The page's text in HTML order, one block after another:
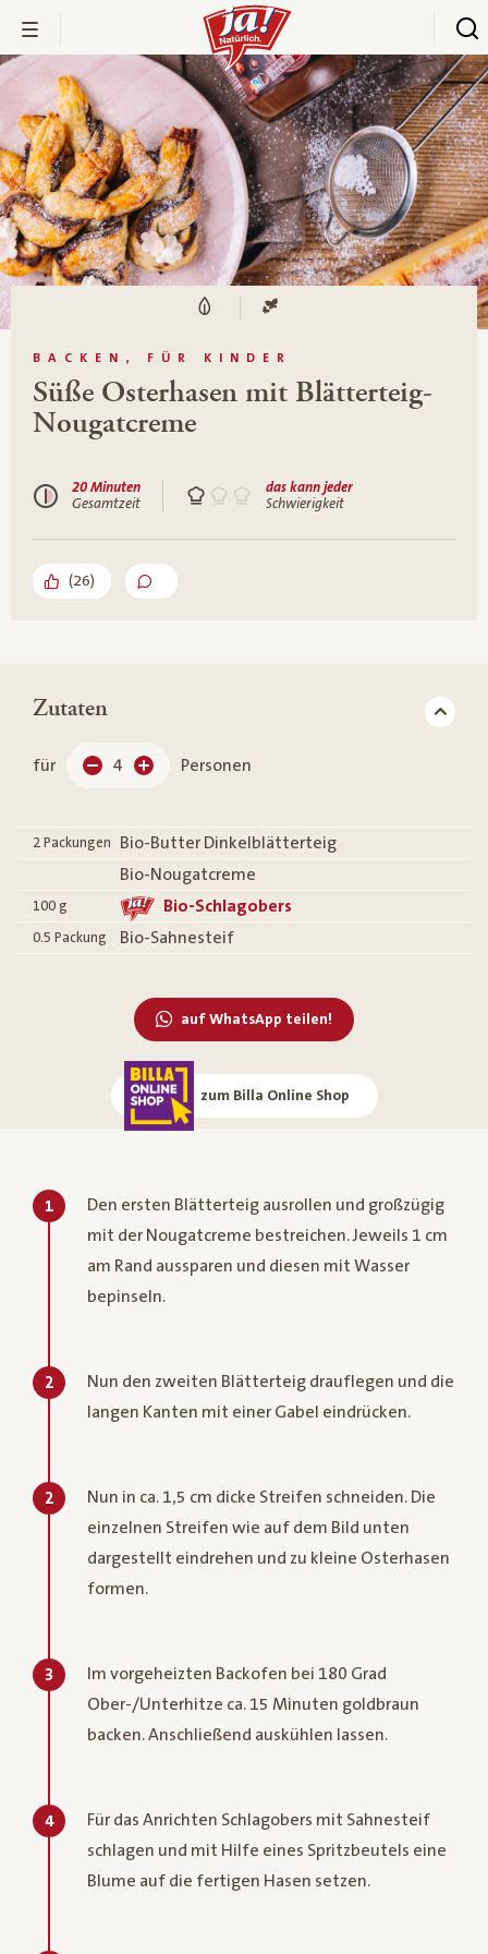
BACKEN, FÜR KINDER
Süße Osterhasen mit Blätterteig-
Nougatcreme
20 Minuten
Gesamtzeit
das kann jeder
Schwierigkeit
(26)
Zutaten
für 4 Personen
2 Packungen
Bio-Butter Dinkelblätterteig
Bio-Nougatcreme
100 g Bio-Schlagobers
0.5 Packung Bio-Sahnesteif
auf WhatsApp teilen!
zum Billa Online Shop
1
Den ersten Blätterteig ausrollen und großzügig
mit der Nougatcreme bestreichen. Jeweils 1 cm
am Rand aussparen und diesen mit Wasser
bepinseln.
2
Nun den zweiten Blätterteig drauflegen und die
langen Kanten mit einer Gabel eindrücken.
2
Nun in ca. 1,5 cm dicke Streifen schneiden. Die
einzelnen Streifen wie auf dem Bild unten
dargestellt eindrehen und zu kleine Osterhasen
formen.
3
Im vorgeheizten Backofen bei 180 Grad
Ober-/Unterhitze ca. 15 Minuten goldbraun
backen. Anschließend auskühlen lassen.
4
Für das Anrichten Schlagobers mit Sahnesteif
schlagen und mit Hilfe eines Spritzbeutels eine
Blume auf die fertigen Hasen setzen.